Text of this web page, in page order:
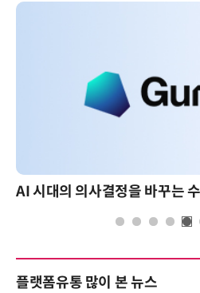
플랫폼유통 많이 본 뉴스